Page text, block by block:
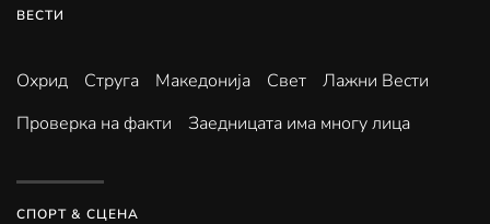
ВЕСТИ
Охрид Струга Македонија Свет
Лажни Вести
Проверка на факти
Заедницата има многу лица
СПОРТ & СЦЕНА